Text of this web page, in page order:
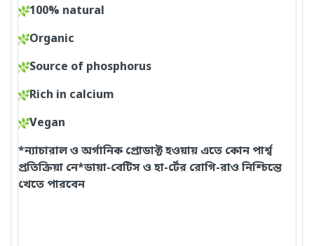
100% natural
Organic
Source of phosphorus
Rich in calcium
Vegan
*ন্যাচারাল ও অর্গানিক প্রোডাক্ট হওয়ায় এতে কোন পার্শ্ব
প্রতিক্রিয়া নে*ডায়া-বেটিস ও হা-র্টের রোগি-রাও নিশ্চিন্তে
খেতে পারবেন